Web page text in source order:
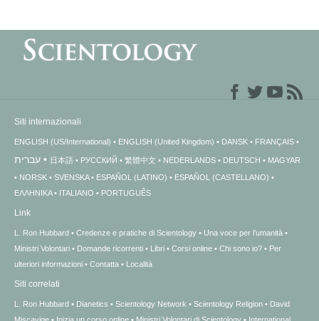
Siti internazionali
ENGLISH (US/International) ENGLISH (United Kingdom) DANSK FRANÇAIS
עברית 日本語 РУССКИЙ 繁體中文 NEDERLANDS DEUTSCH
MAGYAR
NORSK
SVENSKA ESPAÑOL (LATINO)
ESPAÑOL (CASTELLANO)
ΕΛΛΗΝΙΚA
ITALIANO PORTUGUÊS
Link
L. Ron Hubbard Credenze e pratiche di Scientology
Una voce per l’umanità
Ministri Volontari
Domande ricorrenti Libri Corsi online Chi sono io?
Per
ulteriori informazioni
Contatta Località
Siti correlati
L. Ron Hubbard Dianetics Scientology Network Scientology Religion
David
Miscavige
Inizia un corso online Ministri Volontari di Scientology International